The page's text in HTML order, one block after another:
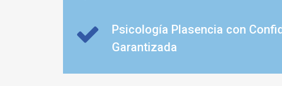
Psicología Plasencia con
Garantizada